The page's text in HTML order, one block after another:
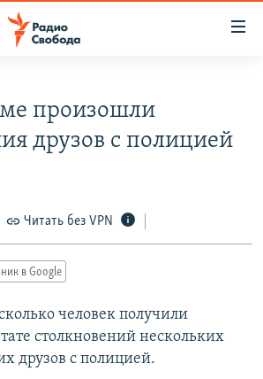
произошли
друзов с полицией
Читать без VPN
в Google
человек получили
столкновений нескольких
друзов с полицией.